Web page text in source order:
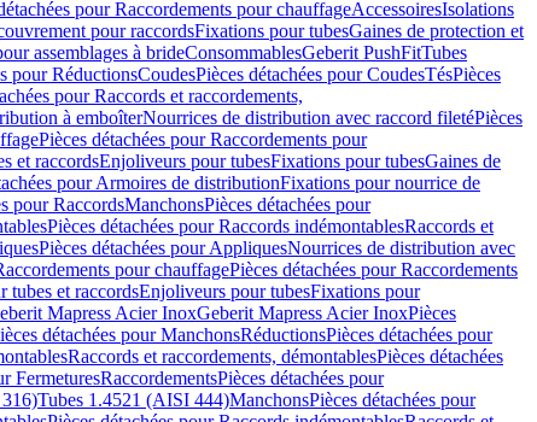
pour Raccordements pour chauffageAccessoiresIsolations
pour raccordsFixations pour tubesGaines de protection et
assemblages à brideConsommablesGeberit PushFitTubes
pour RéductionsCoudesPièces détachées pour CoudesTésPièces
pour Raccords et raccordements,
à emboîterNourrices de distribution avec raccord filetéPièces
Pièces détachées pour Raccordements pour
et raccordsEnjoliveurs pour tubesFixations pour tubesGaines de
pour Armoires de distributionFixations pour nourrice de
pour RaccordsManchonsPièces détachées pour
Pièces détachées pour Raccords indémontablesRaccords et
Pièces détachées pour AppliquesNourrices de distribution avec
pour chauffagePièces détachées pour Raccordements
tubes et raccordsEnjoliveurs pour tubesFixations pour
Mapress Acier InoxGeberit Mapress Acier InoxPièces
détachées pour ManchonsRéductionsPièces détachées pour
Raccords et raccordements, démontablesPièces détachées
FermeturesRaccordementsPièces détachées pour
Tubes 1.4521 (AISI 444)ManchonsPièces détachées pour